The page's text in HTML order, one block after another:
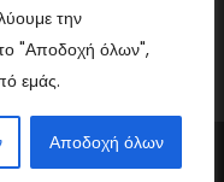
την
"Αποδοχή όλων",
εμάς.
Αποδοχή όλων